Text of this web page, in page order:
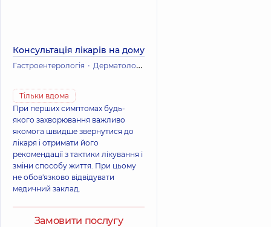
Консультація лікарів на дому
Гастроентерологія Дерматологія
Тільки вдома
При перших симптомах будь-
якого захворювання важливо
якомога швидше звернутися до
лікаря і отримати його
рекомендації з тактики лікування і
зміни способу життя. При цьому
не обов'язково відвідувати
медичний заклад.
Замовити послугу